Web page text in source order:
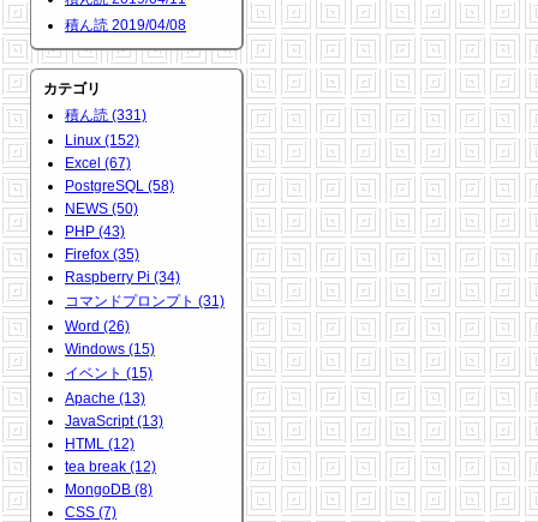
積ん読 2019/04/08
カテゴリ
積ん読 (331)
Linux (152)
Excel (67)
PostgreSQL (58)
NEWS (50)
PHP (43)
Firefox (35)
Raspberry Pi (34)
コマンドプロンプト (31)
Word (26)
Windows (15)
イベント (15)
Apache (13)
JavaScript (13)
HTML (12)
tea break (12)
MongoDB (8)
CSS (7)